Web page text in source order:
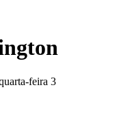
feira 3